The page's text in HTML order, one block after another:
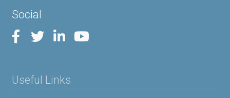
Social
Useful Links